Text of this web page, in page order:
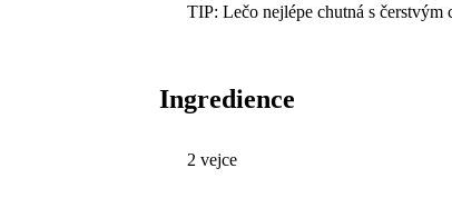
TIP: Lečo nejlépe chutná s čerstvým
Ingredience
2 vejce